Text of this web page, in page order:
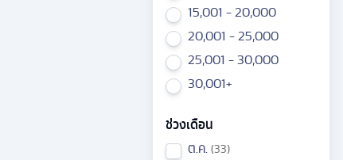
15,001 - 20,000
20,001 - 25,000
25,001 - 30,000
30,001+
ช่วงเดือน
ต.ค. 33